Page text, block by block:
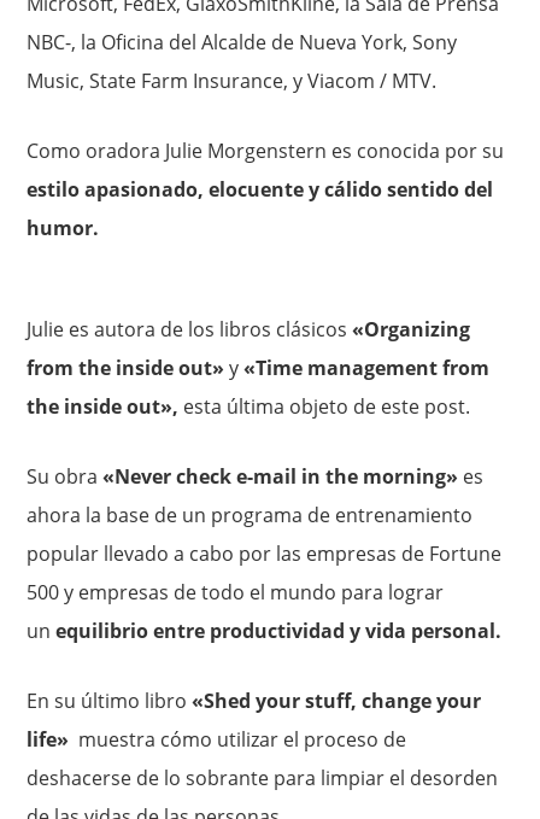
NBC-, la Oficina del Alcalde de Nueva York, Sony
Music, State Farm Insurance, y Viacom / MTV.
Como oradora Julie Morgenstern es conocida por su
estilo apasionado, elocuente y cálido sentido del
humor.
Julie es autora de los libros clásicos«Organizing
from the inside out» y«Time management from
the inside out», esta última objeto de este post.
Su obra«Never check e-mail in the morning» es
ahora la base de un programa de entrenamiento
popular llevado a cabo por las empresas de Fortune
500 y empresas de todo el mundo para lograr
unequilibrio entre productividad y vida personal.
En su último libro«Shed your stuff, change your
life» muestra cómo utilizar el proceso de
deshacerse de lo sobrante para limpiar el desorden